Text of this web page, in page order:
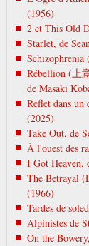
(1956)
2 et This Old
Starlet, de
Rébellion (上
de Masaki
Reflet dans
(2025)
Take Out, de
À l'ouest des
I Got Heaven,
The Betrayal
(1966)
Tardes de
Alpinistes de
On the